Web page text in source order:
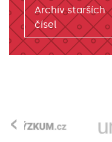
Archiv starších
čísel
‹